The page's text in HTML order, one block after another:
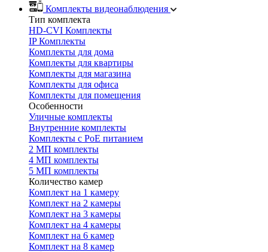
Комплекты видеонаблюдения
Тип комплекта
HD-CVI Комплекты
IP Комплекты
Комплекты для дома
Комплекты для квартиры
Комплекты для магазина
Комплекты для офиса
Комплекты для помещения
Особенности
Уличные комплекты
Внутренние комплекты
Комплекты с PoE питанием
2 МП комплекты
4 МП комплекты
5 МП комплекты
Количество камер
Комплект на 1 камеру
Комплект на 2 камеры
Комплект на 3 камеры
Комплект на 4 камеры
Комплект на 6 камер
Комплект на 8 камер